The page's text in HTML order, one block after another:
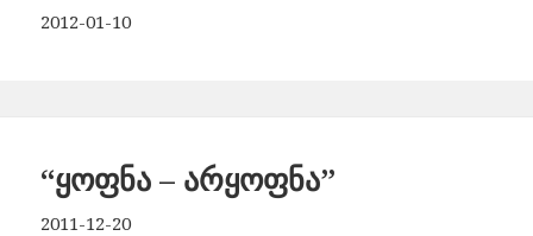
2012-01-10
“ყოფნა – არყოფნა”
2011-12-20